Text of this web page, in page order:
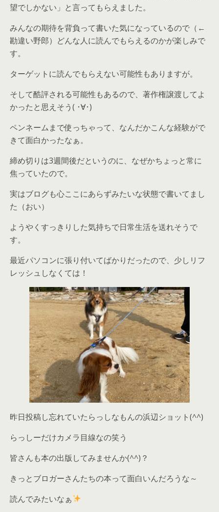
望でしかない」と言ってもらえました。
みんなの期待を背負って書いた気になっているので（←
勘違い野郎）どんな人に読んでもらえるのかが楽しみで
す。
ターゲットに読んでもらえない可能性もありますが。
そして酷評される可能性もあるので、著作権譲渡してよ
かったと思えそう( ･∀･)
ペンネームまで使っちゃって、なんだかこんな経験がで
きて面白かったなぁ。
締め切りは3週間後だというのに、なぜかちょっと常に
焦っていたので。
実はブログも心ここにあらずみたいな状態で書いてまし
た（おい）
ようやくすっきりした気持ちで日常生活を送れそうで
す。
最近パソコンに張り付いてばかりだったので、少しリフ
レッシュしなくては！
昨日投稿し忘れていたらっしなもんの浜辺ショット(^^)
らっしーだけカメラ目線なの笑う
皆さんも本の出版してみませんか(^^)？
きっとブロガーさんたちの本って面白いんだろうな～
読んでみたいなぁ